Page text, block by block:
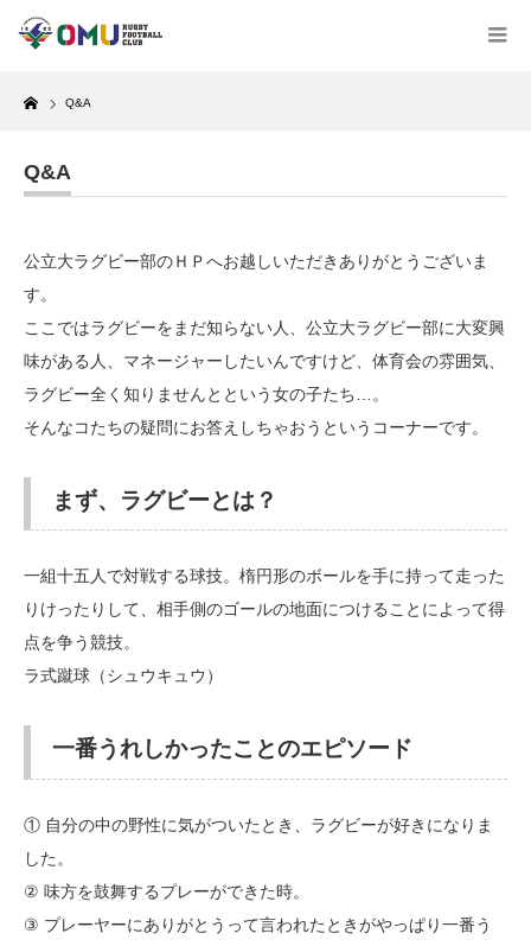
Home
Q&A
Q&A
公立大ラグビー部のＨＰへお越しいただきありがとうございま
す。
ここではラグビーをまだ知らない人、公立大ラグビー部に大変興
味がある人、マネージャーしたいんですけど、体育会の雰囲気、
ラグビー全く知りませんとという女の子たち…。
そんなコたちの疑問にお答えしちゃおうというコーナーです。
まず、ラグビーとは？
一組十五人で対戦する球技。楕円形のボールを手に持って走った
りけったりして、相手側のゴールの地面につけることによって得
点を争う競技。
ラ式蹴球（シュウキュウ）
一番うれしかったことのエピソード
① 自分の中の野性に気がついたとき、ラグビーが好きになりま
した。
② 味方を鼓舞するプレーができた時。
③ プレーヤーにありがとうって言われたときがやっぱり一番う